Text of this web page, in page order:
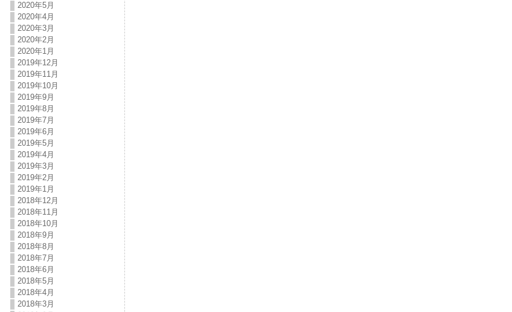
2020年5月
2020年4月
2020年3月
2020年2月
2020年1月
2019年12月
2019年11月
2019年10月
2019年9月
2019年8月
2019年7月
2019年6月
2019年5月
2019年4月
2019年3月
2019年2月
2019年1月
2018年12月
2018年11月
2018年10月
2018年9月
2018年8月
2018年7月
2018年6月
2018年5月
2018年4月
2018年3月